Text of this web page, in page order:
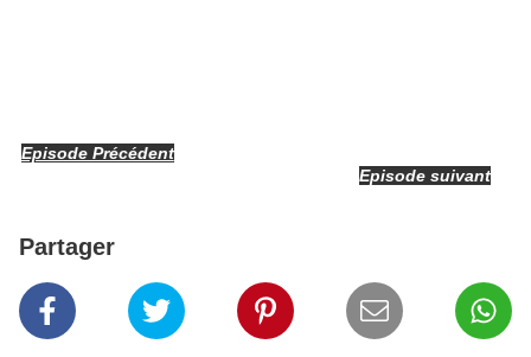
Episode Précédent
Episode suivant
Partager